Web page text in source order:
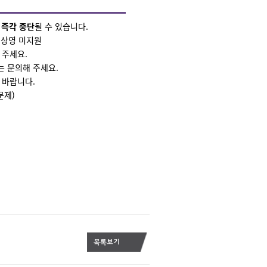
즉각 중단될 수 있습니다.
영 미지원
세요.
문의해 주세요.
랍니다.
제)